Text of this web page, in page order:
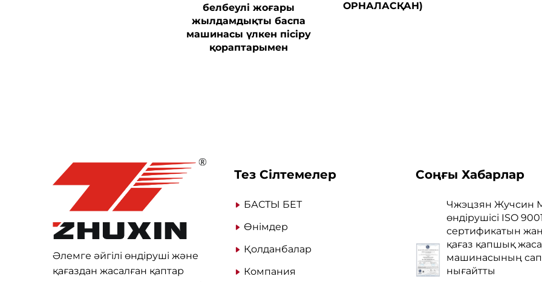
белбеулі жоғары
жылдамдықты баспа
машинасы үлкен пісіру
қораптарымен
ОРНАЛАСҚАН)
Әлемге әйгілі өндіруші және
қағаздан жасалған қаптар
Тез Сілтемелер
БАСТЫ БЕТ
Өнімдер
Қолданбалар
Компания
Соңғы Хабарлар
Чжэцзян Жучсин
өндірушісі ISO 9001
сертификатын
қағаз қапшық
машинасының
нығайтты